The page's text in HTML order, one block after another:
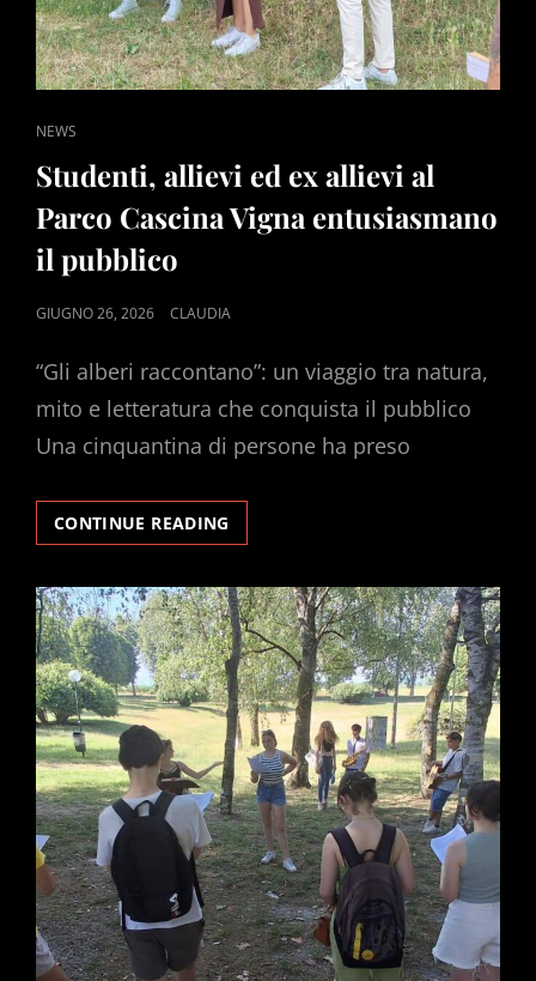
CAT
LINKS
NEWS
Studenti, allievi ed ex allievi al
Parco Cascina Vigna entusiasmano
il pubblico
POSTED
GIUGNO 26, 2026 CLAUDIA
“Gli alberi raccontano”: un viaggio tra natura,
mito e letteratura che conquista il pubblico
Una cinquantina di persone ha preso
CONTINUE READING
ALLIEVI
EX
ALLIEVI
AL
PARCO
CASCINA
VIGNA
ENTUSIASMANO
IL
PUBBLICO